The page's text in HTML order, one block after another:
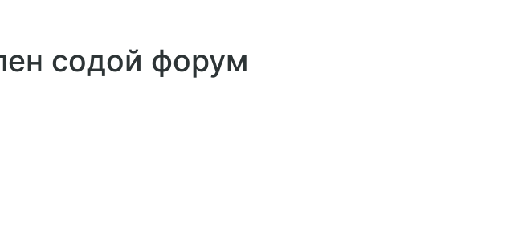
содой форум